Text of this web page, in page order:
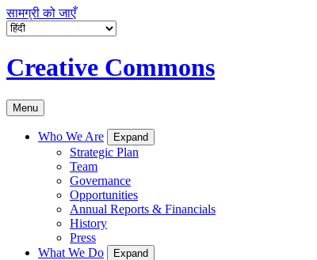
सामग्री को जाएँ
Creative Commons
Menu
Who We Are Expand
Strategic Plan
Team
Governance
Opportunities
Annual Reports & Financials
History
Press
What We Do
Expand